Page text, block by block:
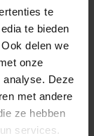
te
te bieden
delen we
onze
analyse. Deze
met andere
ze hebben
services.